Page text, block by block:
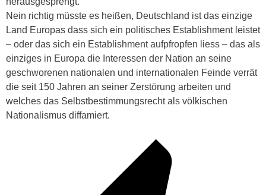
Nein richtig müsste es heißen, Deutschland ist das einzige
Land Europas dass sich ein politisches Establishment leistet
– oder das sich ein Establishment aufpfropfen liess – das als
einziges in Europa die Interessen der Nation an seine
geschworenen nationalen und internationalen Feinde verrät
die seit 150 Jahren an seiner Zerstörung arbeiten und
welches das Selbstbestimmungsrecht als völkischen
Nationalismus diffamiert.